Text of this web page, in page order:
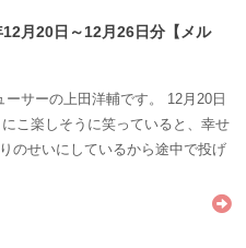
12月20日～12月26日分【メル
サーの上田洋輔です。 12月20日
こ楽しそうに笑っていると、幸せ
のせいにしているから途中で投げ